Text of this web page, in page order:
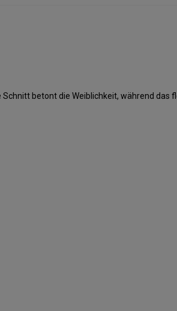
betont die Weiblichkeit, während das